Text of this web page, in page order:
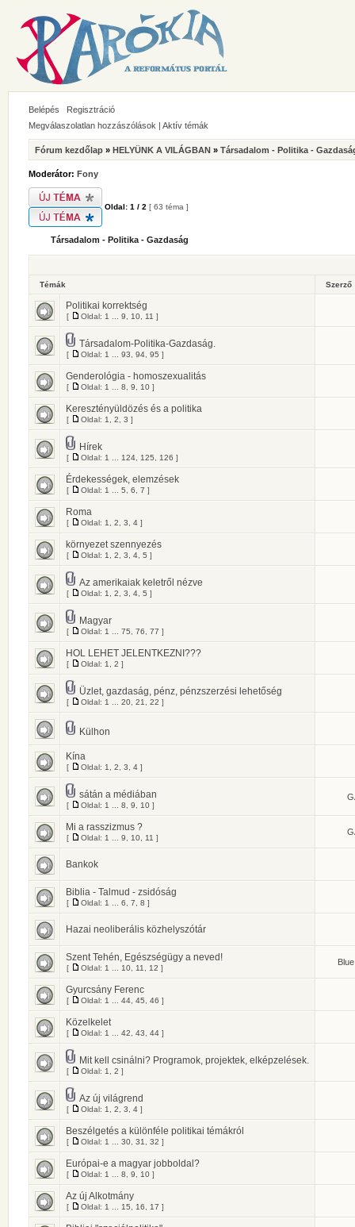
Belépés
Regisztráció
Megválaszolatlan hozzászólások | Aktív témák
Fórum kezdőlap » HELYÜNK A VILÁGBAN » Társadalom - Politika -
Moderátor: Fony
Oldal: 1 / 2 [ 63 téma ]
Társadalom - Politika - Gazdaság
Témák Szerző
Politikai korrektség
[ Oldal: 1 9 10 11 ]
Társadalom-Politika-Gazdaság.
[ Oldal: 1 93 94 95 ]
Genderológia - homoszexualitás
[ Oldal: 1 8 9 10 ]
Keresztényüldözés és a politika
[ Oldal: 1 2 3 ]
Hírek
[ Oldal: 1 124 125 126 ]
Érdekességek, elemzések
[ Oldal: 1 5 6 7 ]
Roma
[ Oldal: 1 2 3 4 ]
környezet szennyezés
[ Oldal: 1 2 3 4 5 ]
Az amerikaiak keletről nézve
[ Oldal: 1 2 3 4 5 ]
Magyar
[ Oldal: 1 75 76 77 ]
HOL LEHET JELENTKEZNI???
[ Oldal: 1 2 ]
Üzlet, gazdaság, pénz, pénzszerzési lehetőség
[ Oldal: 1 20 21 22 ]
Külhon
Kína
[ Oldal: 1 2 3 4 ]
sátán a médiában
[ Oldal: 1 8 9 10 ]
Mi a rasszizmus ?
[ Oldal: 1 9 10 11 ]
Bankok
Biblia - Talmud - zsidóság
[ Oldal: 1 6 7 8 ]
Hazai neoliberális közhelyszótár
Szent Tehén, Egészségügy a neved!
[ Oldal: 1 10 11 12 ]
Gyurcsány Ferenc
[ Oldal: 1 44 45 46 ]
Közelkelet
[ Oldal: 1 42 43 44 ]
Mit kell csinálni? Programok, projektek, elképzelések.
[ Oldal: 1 2 ]
Az új világrend
[ Oldal: 1 2 3 4 ]
Beszélgetés a különféle politikai témákról
[ Oldal: 1 30 31 32 ]
Európai-e a magyar jobboldal?
[ Oldal: 1 8 9 10 ]
Az új Alkotmány
[ Oldal: 1 15 16 17 ]